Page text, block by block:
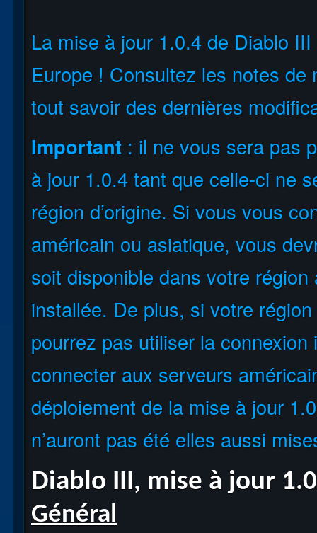
La mise à jour 1.0.4 de Diablo
Europe ! Consultez les notes
tout savoir des dernières
Important : il ne vous sera pas
à jour 1.0.4 tant que celle-ci ne
région d’origine. Si vous vous
américain ou asiatique, vous
soit disponible dans votre région
installée. De plus, si votre région
pourrez pas utiliser la
connecter aux serveurs
déploiement de la mise à jour
n’auront pas été elles aussi
Diablo III, mise à jour
Général